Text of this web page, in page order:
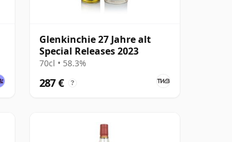
Glenkinchie 27 Jahre alt
Special Releases 2023
70cl • 58.3%
287 € ?